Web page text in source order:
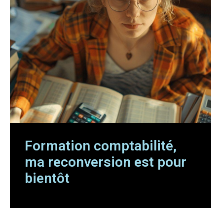
Formation comptabilité,
ma reconversion est pour
bientôt